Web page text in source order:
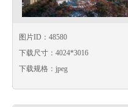
图片ID：48580
下载尺寸：4024*3016
下载规格：jpeg